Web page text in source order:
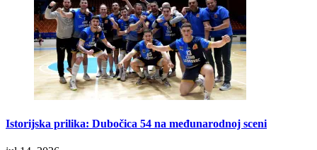
Istorijska prilika: Dubočica 54 na međunarodnoj sceni